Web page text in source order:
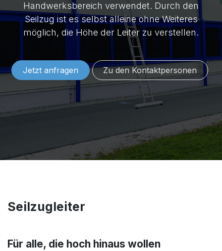
Handwerksbereich verwendet. Durch den
Seilzug ist es selbst alleine ohne Weiteres
möglich, die Höhe der Leiter zu verstellen.
Jetzt anfragen Zu den Konta​​​​​​​​​​​​ktper​​sonen
Seilzugleiter
Für alle, die hoch hinaus wollen